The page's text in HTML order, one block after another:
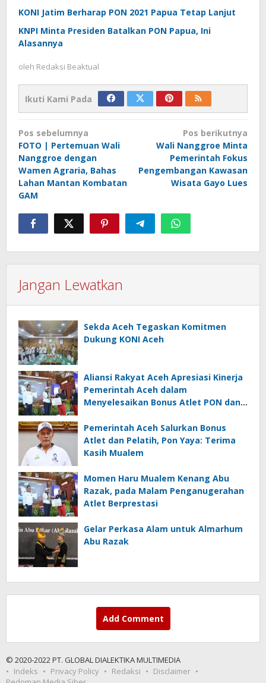
KONI Jatim Berharap PON 2021 Papua Tetap Lanjut
KNPI Minta Presiden Batalkan PON Papua, Ini
Alasannya
oleh Redaksi Beaktual
Ikuti Kami Pada
Navigasi
pos
Pos sebelumnya
FOTO | Pertemuan Wali
Nanggroe dengan
Wamen Agraria, Bahas
Lahan Mantan Kombatan
GAM
Pos berikutnya
Wali Nanggroe Minta
Pemerintah Fokus
Pengembangan Kawasan
Wisata Gayo Lues
Jangan Lewatkan
Sekda Aceh Tegaskan Komitmen
Dukung KONI Aceh
Aliansi Rakyat Aceh Apresiasi Kinerja
Pemerintah Aceh dalam
Menyelesaikan Bonus Atlet PON dan
Pemerintah Aceh Salurkan Bonus
Atlet dan Pelatih, Pon Yaya: Terima
Kasih Mualem
Momen Haru Mualem Kenang Abu
Razak, pada Malam Penganugerahan
Atlet Berprestasi
Gelar Perkasa Alam untuk Almarhum
Abu Razak
Add Comment
© 2020-2022 PT. GLOBAL DIALEKTIKA MULTIMEDIA
Indeks
Privacy Policy Redaksi
Disclaimer